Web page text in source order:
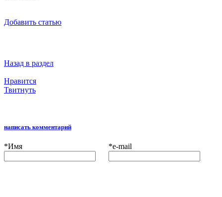
Добавить статью
Назад в раздел
Нравится
Твитнуть
написать комментарий
*Имя *e-mail